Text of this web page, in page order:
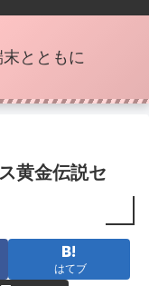
とともに
黄金伝説セ
はてブ